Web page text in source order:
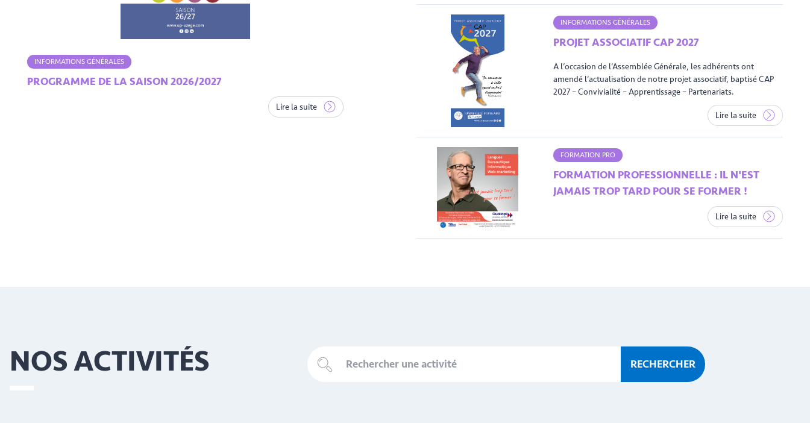
INFORMATIONS GÉNÉRALES
PROGRAMME DE LA SAISON 2026/2027
Lire la suite
INFORMATIONS GÉNÉRALES
PROJET ASSOCIATIF CAP 2027
A l’occasion de l’Assemblée Générale, les adhérents ont
amendé l’actualisation de notre projet associatif, baptisé CAP
2027 – Convivialité – Apprentissage – Partenariats.
Lire la suite
FORMATION PRO
FORMATION PROFESSIONNELLE : IL N'EST
JAMAIS TROP TARD POUR SE FORMER !
Lire la suite
NOS ACTIVITÉS